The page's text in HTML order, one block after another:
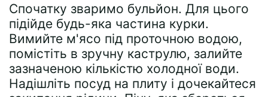
Спочатку зваримо бульйон. Для цього
підійде будь-яка частина курки.
Вимийте м'ясо під проточною водою,
помістіть в зручну каструлю, залийте
зазначеною кількістю холодної води.
Надішліть посуд на плиту і дочекайтеся